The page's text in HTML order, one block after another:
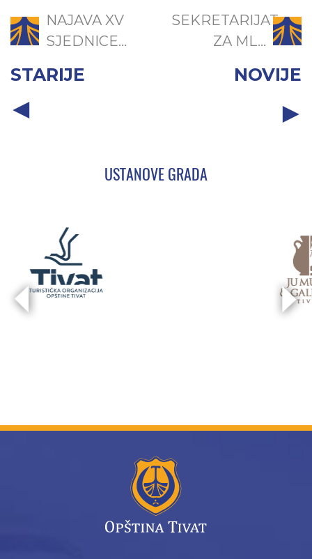
NAJAVA XV
SJEDNICE...
STARIJE
SEKRETARIJAT
ZA ML...
NOVIJE
USTANOVE GRADA